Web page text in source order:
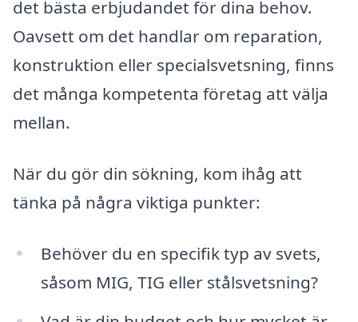
det bästa erbjudandet för dina behov.
Oavsett om det handlar om reparation,
konstruktion eller specialsvetsning, finns
det många kompetenta företag att välja
mellan.
När du gör din sökning, kom ihåg att
tänka på några viktiga punkter:
Behöver du en specifik typ av svets,
såsom MIG, TIG eller stålsvetsning?